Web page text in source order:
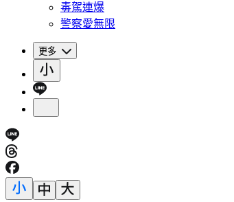
毒駕連爆
警察愛無限
更多